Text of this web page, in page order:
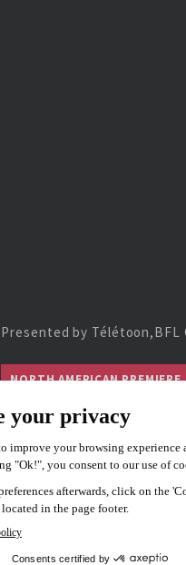
Presented by Télétoon,BFL
NORTH AMERICAN PREMIERE
Toupie